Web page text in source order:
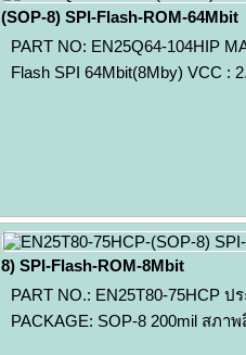
(SOP-8) SPI-Flash-ROM-64Mbit
PART NO: EN25Q64-104HIP
Flash SPI 64Mbit(8Mby) VCC :
8) SPI-Flash-ROM-8Mbit
PART NO.: EN25T80-75HCP
PACKAGE: SOP-8 200mil สภา